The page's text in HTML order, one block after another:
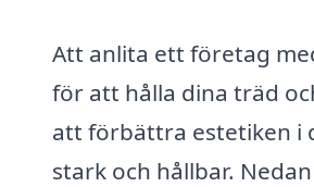
Att anlita ett företag
för att hålla dina träd
att förbättra estetiken i
stark och hållbar.